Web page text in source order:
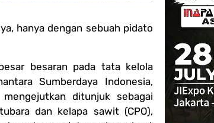
hanya dengan sebuah pidato
besaran pada tata kelola
Sumberdaya Indonesia,
ditunjuk sebagai
dan kelapa sawit (CPO),